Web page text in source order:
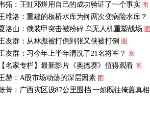
拓：王虹邓煜用自己的成功验证了一个事实 图
维洛：重建的板桥水库为何两次变病险水库？
洛山：俄装甲突击被粉碎 乌无人机重塑战场 图
友群：从林彪被打倒到张又侠被打倒 图
友群：习今年上半年清洗了21名将军？ 图
【名家专栏】最新影片《奥德赛》值得观看 图
赫：A股市场动荡的深层因素 图
菁：广西灾区设87公里围挡 一如既往掩盖真相